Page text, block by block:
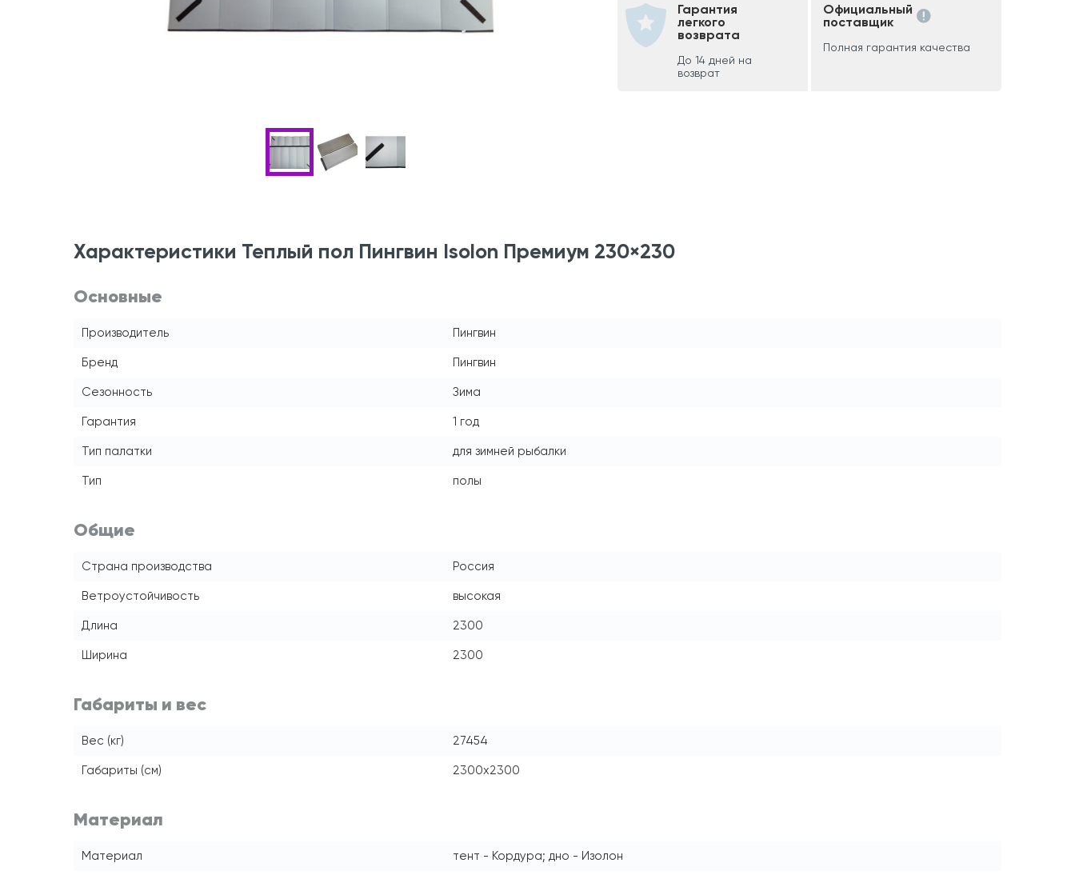
Гарантия
легкого
возврата
До 14 дней на
возврат
Официальный
поставщик
Полная гарантия качества
Характеристики Теплый пол Пингвин Isolon Премиум 230×230
Основные
Производитель Пингвин
Бренд Пингвин
Сезонность Зима
Гарантия 1 год
Тип палатки для зимней рыбалки
Тип полы
Общие
Страна производства Россия
Ветроустойчивость высокая
Длина 2300
Ширина 2300
Габариты и вес
Вес (кг) 27454
Габариты (см) 2300х2300
Материал
Материал тент - Кордура; дно - Изолон